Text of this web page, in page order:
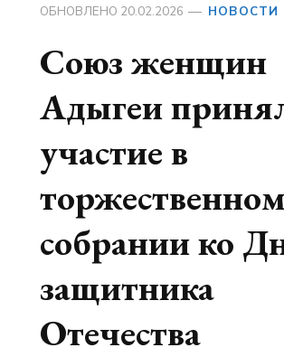
ОБНОВЛЕНО 20.02.2026 НОВОСТИ
Союз женщин
Адыгеи
участие в
собрании ко
защитника
Отечества